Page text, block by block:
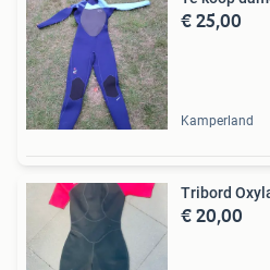
€ 25,00
Kamperland
Tribord
€ 20,00